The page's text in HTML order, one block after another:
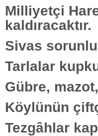
Milliyetçi
kaldıracaktır.
Sivas
Tarlalar
Gübre,
Köylünün
Tezgâhlar